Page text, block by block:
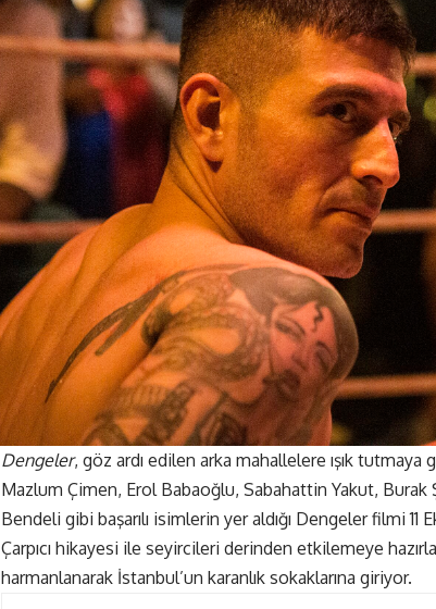
Dengeler, göz ardı edilen arka mahallelere ışık
Mazlum Çimen, Erol Babaoğlu, Sabahattin Yakut,
Bendeli gibi başarılı isimlerin yer aldığı Dengeler filmi 11
Çarpıcı hikayesi ile seyircileri derinden etkilemeye
harmanlanarak İstanbul’un karanlık sokaklarına giriyor.